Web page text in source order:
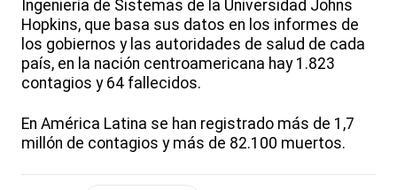
Ingeniería de Sistemas de la Universidad Johns
Hopkins, que basa sus datos en los informes de
los gobiernos y las autoridades de salud de cada
país, en la nación centroamericana hay 1.823
contagios y 64 fallecidos.
En América Latina se han registrado más de 1,7
millón de contagios y más de 82.100 muertos.